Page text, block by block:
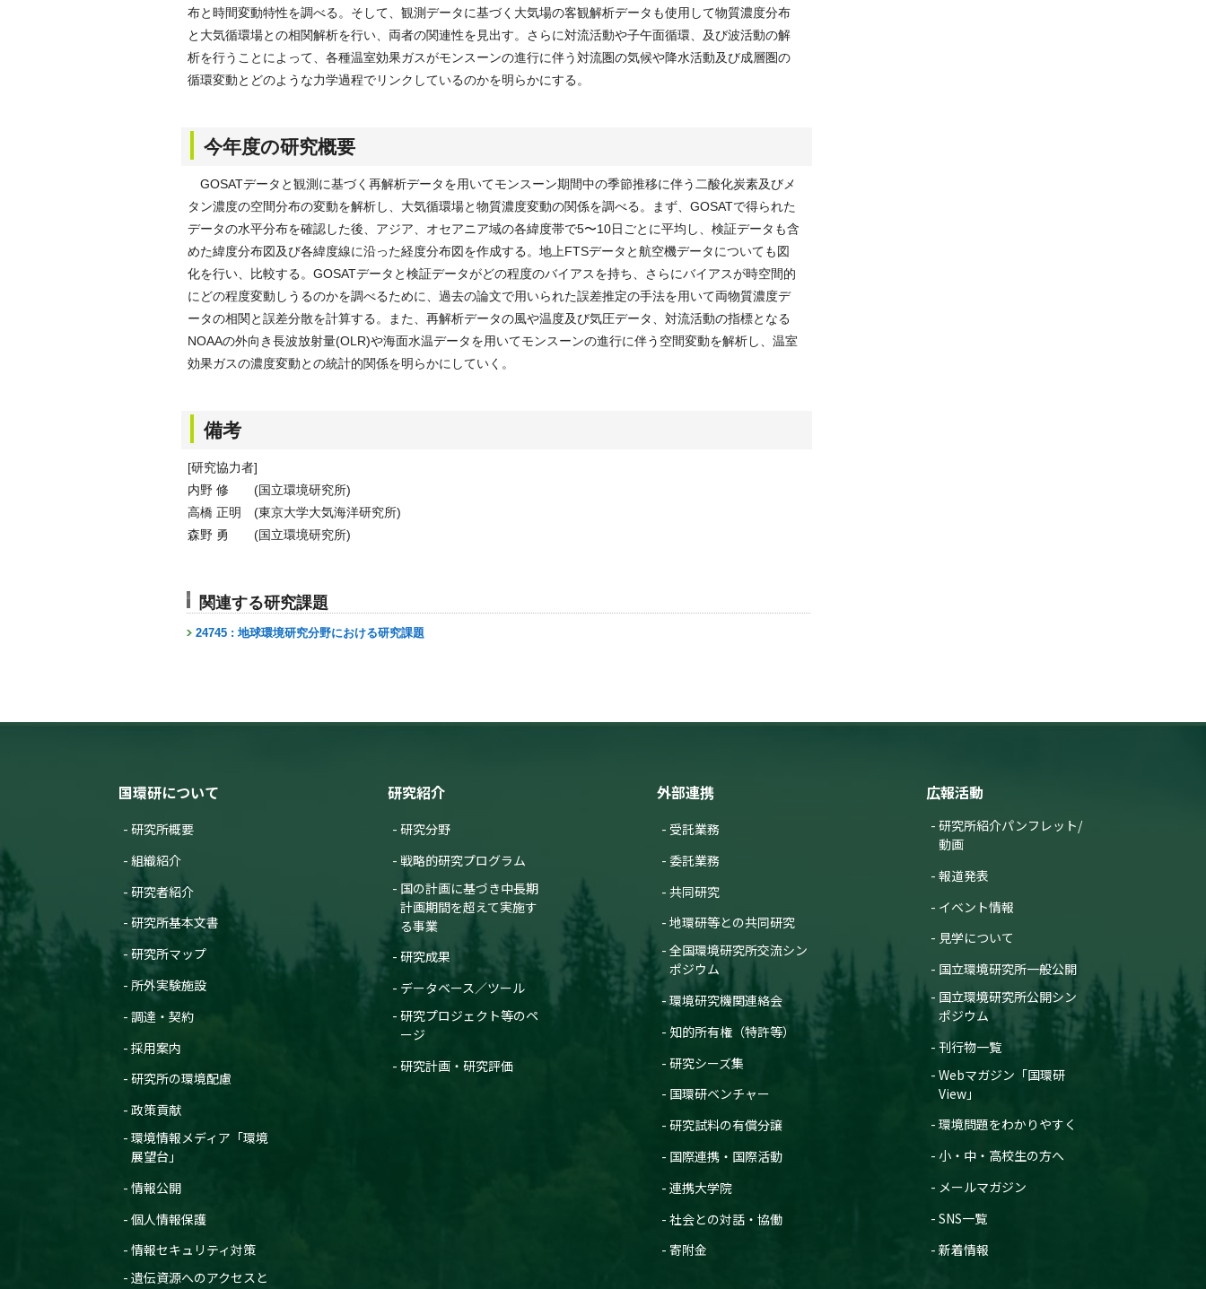
布と時間変動特性を調べる。そして、観測データに基づく大気場の客観解析データも使用して物質濃度分布
と大気循環場との相関解析を行い、両者の関連性を見出す。さらに対流活動や子午面循環、及び波活動の解
析を行うことによって、各種温室効果ガスがモンスーンの進行に伴う対流圏の気候や降水活動及び成層圏の
循環変動とどのような力学過程でリンクしているのかを明らかにする。
今年度の研究概要
GOSATデータと観測に基づく再解析データを用いてモンスーン期間中の季節推移に伴う二酸化炭素及びメ
タン濃度の空間分布の変動を解析し、大気循環場と物質濃度変動の関係を調べる。まず、GOSATで得られた
データの水平分布を確認した後、アジア、オセアニア域の各緯度帯で5〜10日ごとに平均し、検証データも含
めた緯度分布図及び各緯度線に沿った経度分布図を作成する。地上FTSデータと航空機データについても図
化を行い、比較する。GOSATデータと検証データがどの程度のバイアスを持ち、さらにバイアスが時空間的
にどの程度変動しうるのかを調べるために、過去の論文で用いられた誤差推定の手法を用いて両物質濃度デ
ータの相関と誤差分散を計算する。また、再解析データの風や温度及び気圧データ、対流活動の指標となる
NOAAの外向き長波放射量(OLR)や海面水温データを用いてモンスーンの進行に伴う空間変動を解析し、温室
効果ガスの濃度変動との統計的関係を明らかにしていく。
備考
[研究協力者]
内野 修 (国立環境研究所)
高橋 正明 (東京大学大気海洋研究所)
森野 勇 (国立環境研究所)
関連する研究課題
24745 : 地球環境研究分野における研究課題
国環研について
研究所概要
組織紹介
研究者紹介
研究所基本文書
研究所マップ
所外実験施設
調達・契約
採用案内
研究所の環境配慮
政策貢献
環境情報メディア「環境
展望台」
情報公開
個人情報保護
情報セキュリティ対策
遺伝資源へのアクセスと
研究紹介
研究分野
戦略的研究プログラム
国の計画に基づき中長期
計画期間を超えて実施す
る事業
研究成果
データベース／ツール
研究プロジェクト等のペ
ージ
研究計画・研究評価
外部連携
受託業務
委託業務
共同研究
地環研等との共同研究
全国環境研究所交流シン
ポジウム
環境研究機関連絡会
知的所有権（特許等）
研究シーズ集
国環研ベンチャー
研究試料の有償分譲
国際連携・国際活動
連携大学院
社会との対話・協働
寄附金
広報活動
研究所紹介パンフレット/
動画
報道発表
イベント情報
見学について
国立環境研究所一般公開
国立環境研究所公開シン
ポジウム
刊行物一覧
Webマガジン「国環研
View」
環境問題をわかりやすく
小・中・高校生の方へ
メールマガジン
SNS一覧
新着情報